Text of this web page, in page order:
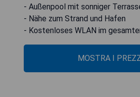
- Außenpool mit sonniger
- Nähe zum Strand und Hafen
- Kostenloses WLAN im
MOSTRA I